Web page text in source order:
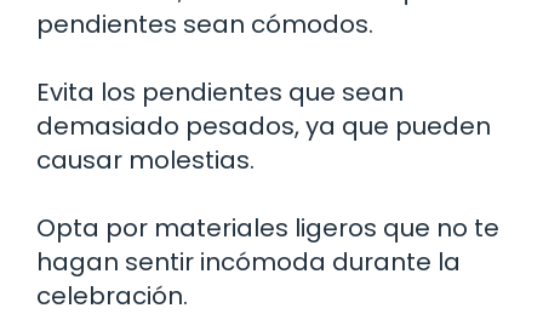
pendientes sean cómodos.
Evita los pendientes que sean
demasiado pesados, ya que pueden
causar molestias.
Opta por materiales ligeros que no te
hagan sentir incómoda durante la
celebración.